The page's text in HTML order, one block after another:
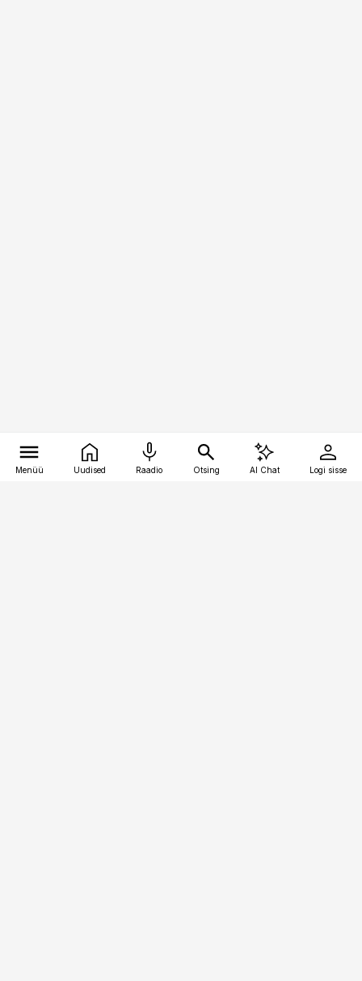
Menüü Uudised Raadio Otsing AI Chat Logi sisse